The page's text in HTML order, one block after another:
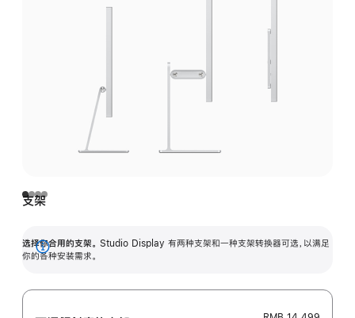
支架
选择你合用的支架。 Studio Display 有两种支架和一种支架转换器可选，以满足
你的各种安装需求。
展